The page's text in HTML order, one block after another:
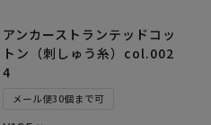
アンカーストランテッドコッ
トン（刺しゅう糸）col.002
4
メール便30個まで可